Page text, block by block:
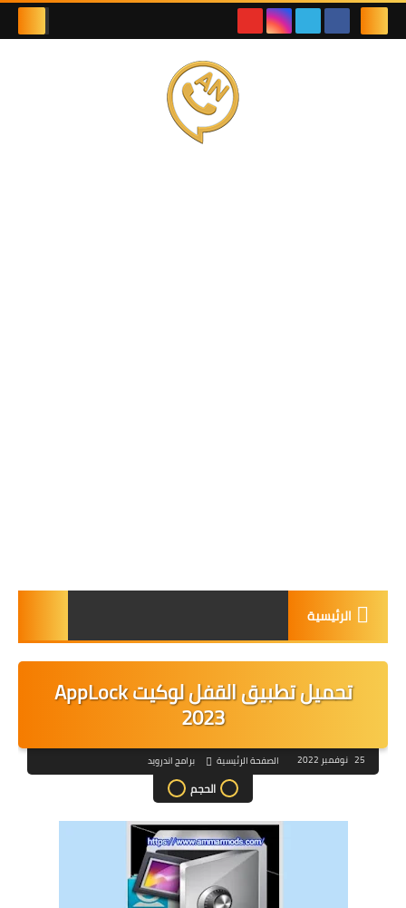
الرئيسية
تحميل تطبيق القفل لوكيت AppLock
2023
25 نوفمبر 2022 الصفحة الرئيسية برامج اندرويد
الحجم